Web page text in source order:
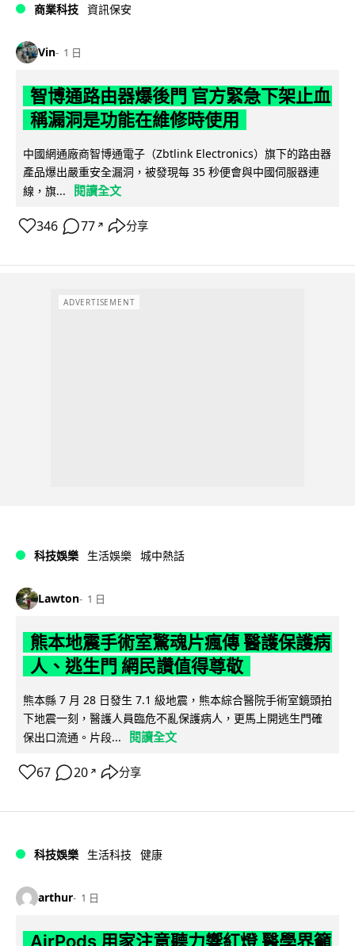
商業科技 資訊保安
Vin 1 日
智博通路由器爆後門 官方緊急下架止血
稱漏洞是功能在維修時使用
中國網通廠商智博通電子（Zbtlink Electronics）旗下的路由器
產品爆出嚴重安全漏洞，被發現每 35 秒便會與中國伺服器連
線，旗...
閱讀全文
346 77 ↗ 分享
ADVERTISEMENT
科技娛樂 生活娛樂 城中熱話
Lawton 1 日
熊本地震手術室驚魂片瘋傳 醫護保護病
人、逃生門 網民讚值得尊敬
熊本縣 7 月 28 日發生 7.1 級地震，熊本綜合醫院手術室鏡頭拍
下地震一刻，醫護人員臨危不亂保護病人，更馬上開逃生門確
保出口流通。片段...
閱讀全文
67 20 ↗ 分享
科技娛樂 生活科技 健康
arthur 1 日
AirPods 用家注意聽力響紅燈 醫學界籲